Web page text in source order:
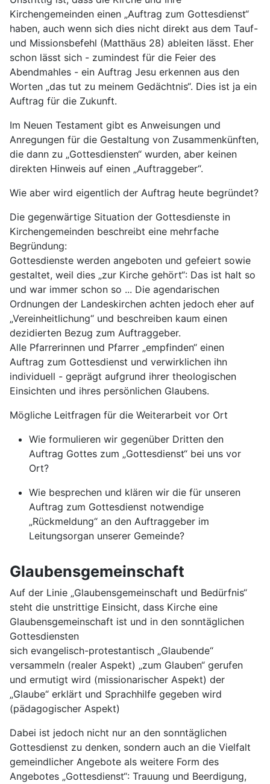
Kirchengemeinden einen „Auftrag zum Gottesdienst“
haben, auch wenn sich dies nicht direkt aus dem Tauf-
und Missionsbefehl (Matthäus 28) ableiten lässt. Eher
schon lässt sich - zumindest für die Feier des
Abendmahles - ein Auftrag Jesu erkennen aus den
Worten „das tut zu meinem Gedächtnis“. Dies ist ja ein
Auftrag für die Zukunft.
Im Neuen Testament gibt es Anweisungen und
Anregungen für die Gestaltung von Zusammenkünften,
die dann zu „Gottesdiensten“ wurden, aber keinen
direkten Hinweis auf einen „Auftraggeber“.
Wie aber wird eigentlich der Auftrag heute begründet?
Die gegenwärtige Situation der Gottesdienste in
Kirchengemeinden beschreibt eine mehrfache
Begründung:
Gottesdienste werden angeboten und gefeiert sowie
gestaltet, weil dies „zur Kirche gehört“: Das ist halt so
und war immer schon so ... Die agendarischen
Ordnungen der Landeskirchen achten jedoch eher auf
„Vereinheitlichung“ und beschreiben kaum einen
dezidierten Bezug zum Auftraggeber.
Alle Pfarrerinnen und Pfarrer „empfinden“ einen
Auftrag zum Gottesdienst und verwirklichen ihn
individuell - geprägt aufgrund ihrer theologischen
Einsichten und ihres persönlichen Glaubens.
Mögliche Leitfragen für die Weiterarbeit vor Ort
Wie formulieren wir gegenüber Dritten den
Auftrag Gottes zum „Gottesdienst“ bei uns vor
Ort?
Wie besprechen und klären wir die für unseren
Auftrag zum Gottesdienst notwendige
„Rückmeldung“ an den Auftraggeber im
Leitungsorgan unserer Gemeinde?
Glaubensgemeinschaft
Auf der Linie „Glaubensgemeinschaft und Bedürfnis“
steht die unstrittige Einsicht, dass Kirche eine
Glaubensgemeinschaft ist und in den sonntäglichen
Gottesdiensten
sich evangelisch-protestantisch „Glaubende“
versammeln (realer Aspekt) „zum Glauben“ gerufen
und ermutigt wird (missionarischer Aspekt) der
„Glaube“ erklärt und Sprachhilfe gegeben wird
(pädagogischer Aspekt)
Dabei ist jedoch nicht nur an den sonntäglichen
Gottesdienst zu denken, sondern auch an die Vielfalt
gemeindlicher Angebote als weitere Form des
Angebotes „Gottesdienst“: Trauung und Beerdigung,